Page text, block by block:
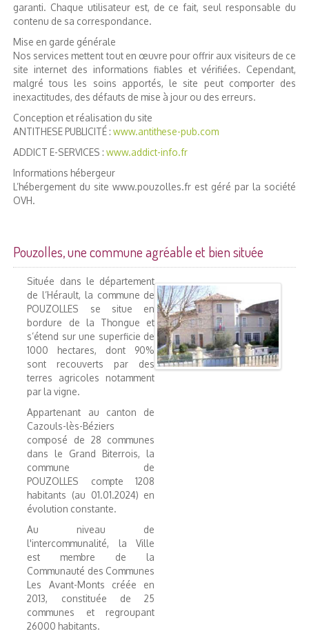
garanti. Chaque utilisateur est, de ce fait, seul responsable du
contenu de sa correspondance.
Mise en garde générale
Nos services mettent tout en œuvre pour offrir aux visiteurs de ce
site internet des informations fiables et vérifiées. Cependant,
malgré tous les soins apportés, le site peut comporter des
inexactitudes, des défauts de mise à jour ou des erreurs.
Conception et réalisation du site
ANTITHESE PUBLICITÉ : www.antithese-pub.com
ADDICT E-SERVICES : www.addict-info.fr
Informations hébergeur
L’hébergement du site www.pouzolles.fr est géré par la société
OVH.
Pouzolles, une commune agréable et bien située
Située dans le département
de l’Hérault, la commune de
POUZOLLES se situe en
bordure de la Thongue et
s’étend sur une superficie de
1000 hectares, dont 90%
sont recouverts par des
terres agricoles notamment
par la vigne.
Appartenant au canton de
Cazouls-lès-Béziers
composé de 28 communes
dans le Grand Biterrois, la
commune de
POUZOLLES compte 1208
habitants (au 01.01.2024) en
évolution constante.
Au niveau de
l'intercommunalité, la Ville
est membre de la
Communauté des Communes
Les Avant-Monts créée en
2013, constituée de 25
communes et regroupant
26000 habitants.